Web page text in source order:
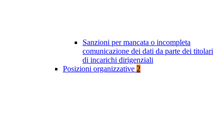
Sanzioni per mancata o incompleta
comunicazione dei dati da parte dei titolari
di incarichi dirigenziali
Posizioni organizzative 2